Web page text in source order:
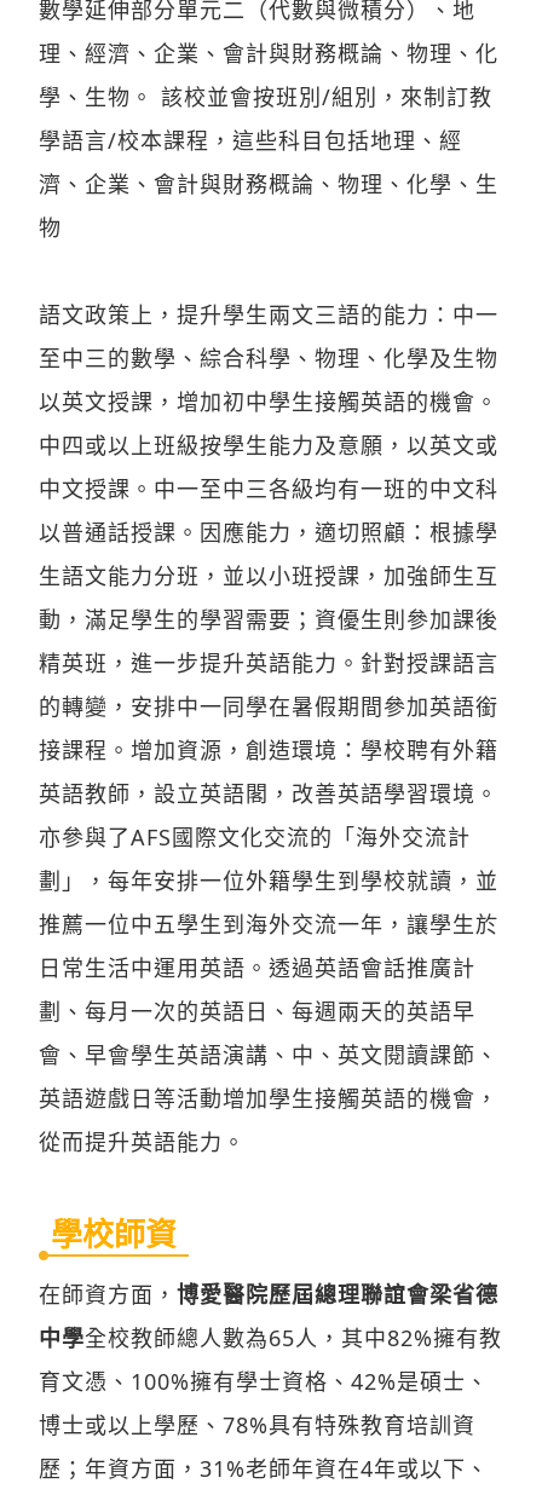
數學延伸部分單元二（代數與微積分）、地
理、經濟、企業、會計與財務概論、物理、化
學、生物。 該校並會按班別/組別，來制訂教
學語言/校本課程，這些科目包括地理、經
濟、企業、會計與財務概論、物理、化學、生
物
語文政策上，提升學生兩文三語的能力：中一
至中三的數學、綜合科學、物理、化學及生物
以英文授課，增加初中學生接觸英語的機會。
中四或以上班級按學生能力及意願，以英文或
中文授課。中一至中三各級均有一班的中文科
以普通話授課。因應能力，適切照顧：根據學
生語文能力分班，並以小班授課，加強師生互
動，滿足學生的學習需要；資優生則參加課後
精英班，進一步提升英語能力。針對授課語言
的轉變，安排中一同學在暑假期間參加英語銜
接課程。增加資源，創造環境：學校聘有外籍
英語教師，設立英語閣，改善英語學習環境。
亦參與了AFS國際文化交流的「海外交流計
劃」，每年安排一位外籍學生到學校就讀，並
推薦一位中五學生到海外交流一年，讓學生於
日常生活中運用英語。透過英語會話推廣計
劃、每月一次的英語日、每週兩天的英語早
會、早會學生英語演講、中、英文閱讀課節、
英語遊戲日等活動增加學生接觸英語的機會，
從而提升英語能力。
學校師資
在師資方面， 博愛醫院歷屆總理聯誼會梁省德
中學全校教師總人數為65人，其中82%擁有教
育文憑、100%擁有學士資格、42%是碩士、
博士或以上學歷、78%具有特殊教育培訓資
歷；年資方面，31%老師年資在4年或以下、